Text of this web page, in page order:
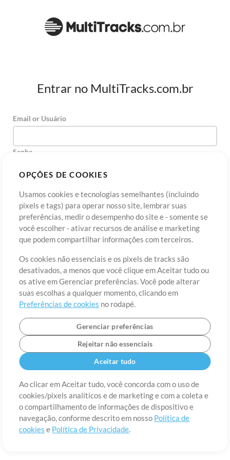
OPÇÕES DE COOKIES
Usamos cookies e tecnologias semelhantes (incluindo
pixels e tags) para operar nosso site, lembrar suas
preferências, medir o desempenho do site e - somente se
você escolher - ativar recursos de análise e marketing
que podem compartilhar informações com terceiros.
Os cookies não essenciais e os pixels de tracks são
desativados, a menos que você clique em Aceitar tudo ou
os ative em Gerenciar preferências. Você pode alterar
suas escolhas a qualquer momento, clicando em
Preferências de cookies no rodapé.
Gerenciar preferências
Rejeitar não essenciais
Aceitar tudo
Ao clicar em Aceitar tudo, você concorda com o uso de
cookies/pixels analíticos e de marketing e com a coleta e
o compartilhamento de informações de dispositivo e
navegação, conforme descrito em nosso Política de
cookies e Política de Privacidade.
Entrar no MultiTracks.com.br
Email or Usuário
Senha
Cadastre-seEsqueceu sua senha?
Termos de Uso Política de Privacidade
Preferências de
Contato
©2006-2026 por MultiTracks LLC. Todos os Direitos Reservados.